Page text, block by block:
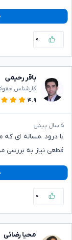
۰
باقر رحیمی
کارشناس
۴.۹
۵ سال پیش
با درود .مساله ای
قطعی نیاز به بررسی
۰
محیا رضائی